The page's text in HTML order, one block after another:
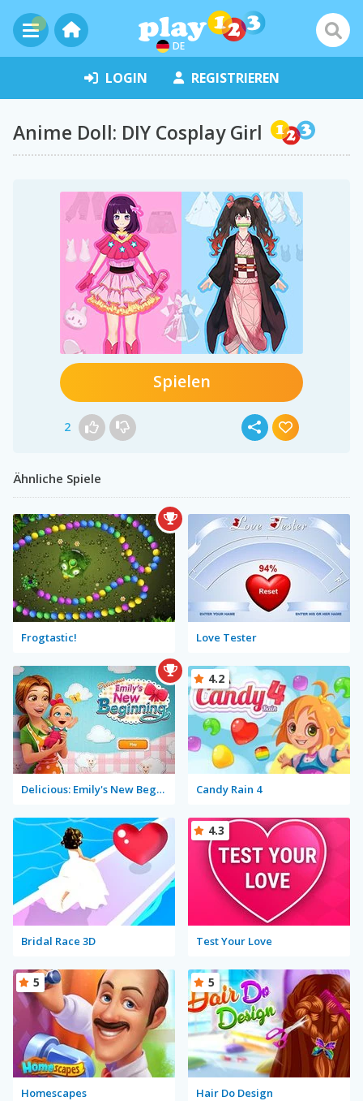
DE
LOGIN REGISTRIEREN
Anime Doll: DIY Cosplay Girl
Spielen
2
Ähnliche Spiele
Frogtastic! Love Tester
Delicious: Emily's New Beginning Candy Rain 4
4.2
Bridal Race 3D Test Your Love
4.3
Homescapes
5
Hair Do Design
5